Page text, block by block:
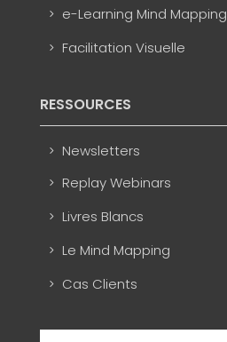
e-Learning Mind Mapping
Facilitation Visuelle
RESSOURCES
Newsletters
Replay Webinars
Livres Blancs
Le Mind Mapping
Cas Clients